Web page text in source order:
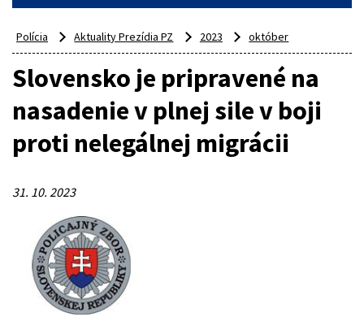
Polícia Aktuality Prezídia PZ 2023 október
Slovensko je pripravené na
nasadenie v plnej sile v boji
proti nelegálnej migrácii
31. 10. 2023